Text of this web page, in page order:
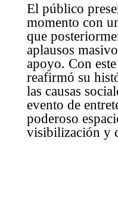
El público
momento con
que
aplausos
apoyo. Con
reafirmó su
las causas
evento de
poderoso
visibilización y